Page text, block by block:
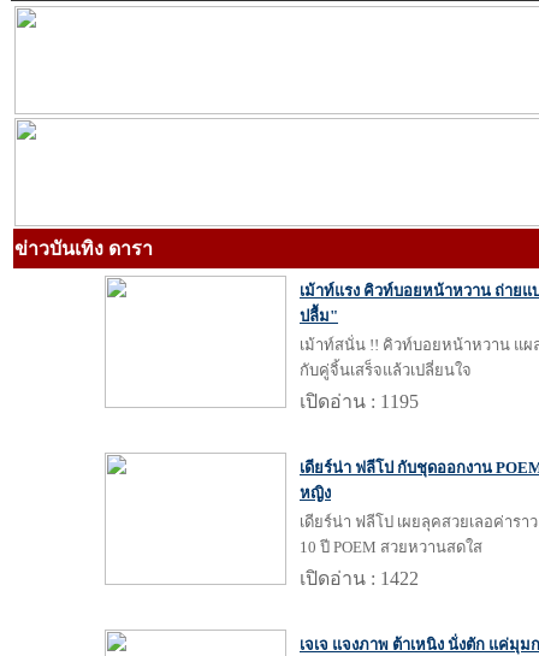
ข่าวบันเทิง ดารา
เม้าท์แรง คิวท์บอยหน้าหวาน ถ่าย
ปลื้ม"
เม้าท์สนั่น !! คิวท์บอยหน้าหวาน แผ
กับคู่จิ้นเสร็จแล้วเปลี่ยนใจ
เปิดอ่าน : 1195
เดียร์น่า ฟลีโป กับชุดออกงาน
หญิง
เดียร์น่า ฟลีโป เผยลุคสวยเลอค่าร
10 ปี POEM สวยหวานสดใส
เปิดอ่าน : 1422
เจเจ แจงภาพ ต้าเหนิง นั่งตัก แค่